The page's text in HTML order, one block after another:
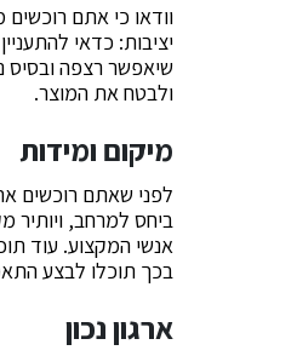
וודאו כי אתם רוכשים
יציבות: כדאי
שיאפשר רצפה ובסיס
ולבטח את המוצר.
מיקום ומידות
לפני שאתם רוכשים
ביחס למרחב, ויותיר
אנשי המקצוע. עוד
בכך תוכלו לבצע
ארגון נכון